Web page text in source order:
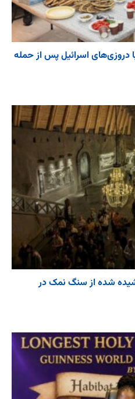
دروزی‌های اسرائیل پس از حمله
شده از سنگ نمک در